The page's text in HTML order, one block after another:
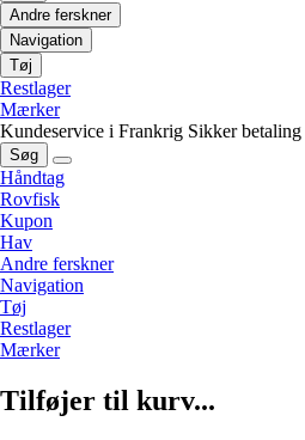
Andre ferskner
Navigation
Tøj
Restlager
Mærker
Kundeservice i Frankrig Sikker betaling
Søg
Håndtag
Rovfisk
Kupon
Hav
Andre ferskner
Navigation
Tøj
Restlager
Mærker
Tilføjer til kurv...